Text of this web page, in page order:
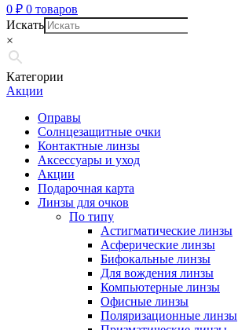
0 ₽ 0 товаров
Искать
×
Категории
Акции
Оправы
Солнцезащитные очки
Контактные линзы
Аксессуары и уход
Акции
Подарочная карта
Линзы для очков
По типу
Астигматические линзы
Асферические линзы
Бифокальные линзы
Для вождения линзы
Компьютерные линзы
Офисные линзы
Поляризационные линзы